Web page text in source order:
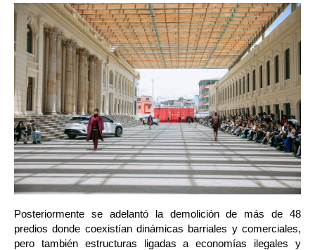
Posteriormente se adelantó la demolición de más de 48
predios donde coexistían dinámicas barriales y comerciales,
pero también estructuras ligadas a economías ilegales y